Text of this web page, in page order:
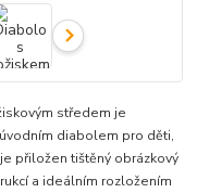
středem je
diabolem pro děti,
přiložen tištěný obrázkový
a ideálním rozložením